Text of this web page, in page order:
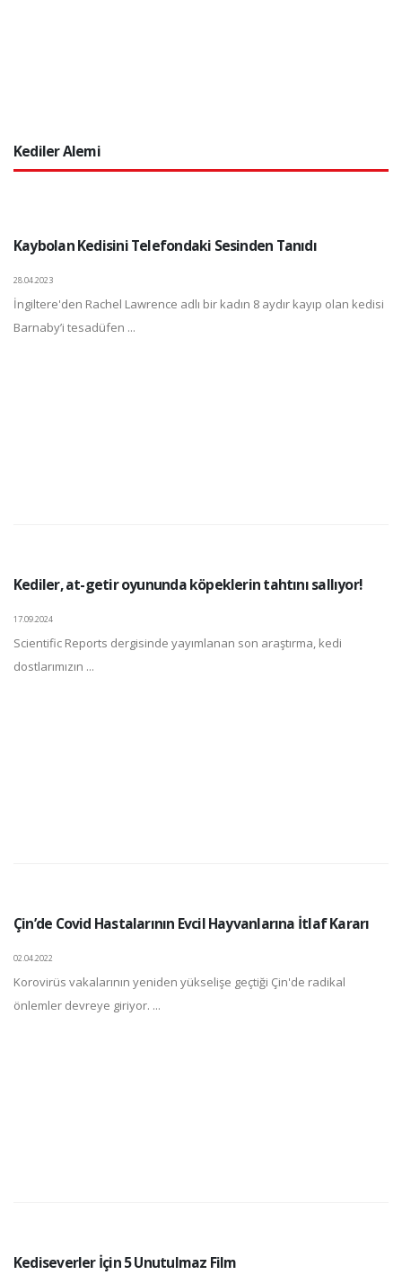
Kediler Alemi
Kaybolan Kedisini Telefondaki Sesinden Tanıdı
28.04.2023
İngiltere'den Rachel Lawrence adlı bir kadın 8 aydır kayıp olan kedisi
Barnaby’i tesadüfen ...
Kediler, at-getir oyununda köpeklerin tahtını sallıyor!
17.09.2024
Scientific Reports dergisinde yayımlanan son araştırma, kedi
dostlarımızın ...
Çin’de Covid Hastalarının Evcil Hayvanlarına İtlaf Kararı
02.04.2022
Korovirüs vakalarının yeniden yükselişe geçtiği Çin'de radikal
önlemler devreye giriyor. ...
Kediseverler İçin 5 Unutulmaz Film